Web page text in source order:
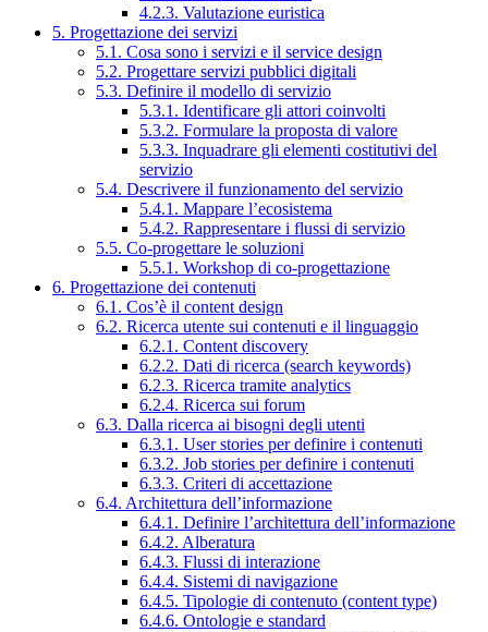
4.2.3. Valutazione euristica
5. Progettazione dei servizi
5.1. Cosa sono i servizi e il service design
5.2. Progettare servizi pubblici digitali
5.3. Definire il modello di servizio
5.3.1. Identificare gli attori coinvolti
5.3.2. Formulare la proposta di valore
5.3.3. Inquadrare gli elementi costitutivi del
servizio
5.4. Descrivere il funzionamento del servizio
5.4.1. Mappare l’ecosistema
5.4.2. Rappresentare i flussi di servizio
5.5. Co-progettare le soluzioni
5.5.1. Workshop di co-progettazione
6. Progettazione dei contenuti
6.1. Cos’è il content design
6.2. Ricerca utente sui contenuti e il linguaggio
6.2.1. Content discovery
6.2.2. Dati di ricerca (search keywords)
6.2.3. Ricerca tramite analytics
6.2.4. Ricerca sui forum
6.3. Dalla ricerca ai bisogni degli utenti
6.3.1. User stories per definire i contenuti
6.3.2. Job stories per definire i contenuti
6.3.3. Criteri di accettazione
6.4. Architettura dell’informazione
6.4.1. Definire l’architettura dell’informazione
6.4.2. Alberatura
6.4.3. Flussi di interazione
6.4.4. Sistemi di navigazione
6.4.5. Tipologie di contenuto (content type)
6.4.6. Ontologie e standard